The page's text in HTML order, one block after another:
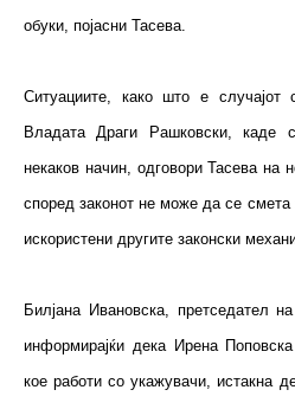
обуки, појасни Тасева.
Ситуациите, како што е случајот
Владата Драги Рашковски, каде
некаков начин, одговори Тасева на
според законот не може да се
искористени другите законски
Билјана Ивановска, претседател
информирајќи дека Ирена
кое работи со укажувачи, истакна